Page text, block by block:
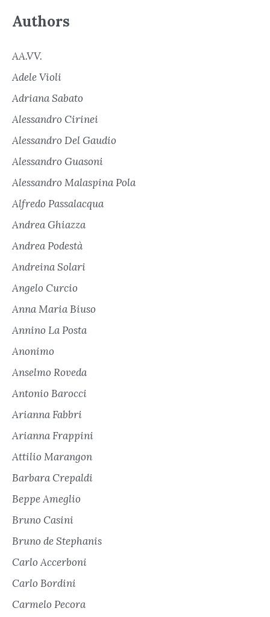
Authors
AA.VV.
Adele Violi
Adriana Sabato
Alessandro Cirinei
Alessandro Del Gaudio
Alessandro Guasoni
Alessandro Malaspina Pola
Alfredo Passalacqua
Andrea Ghiazza
Andrea Podestà
Andreina Solari
Angelo Curcio
Anna Maria Biuso
Annino La Posta
Anonimo
Anselmo Roveda
Antonio Barocci
Arianna Fabbri
Arianna Frappini
Attilio Marangon
Barbara Crepaldi
Beppe Ameglio
Bruno Casini
Bruno de Stephanis
Carlo Accerboni
Carlo Bordini
Carmelo Pecora